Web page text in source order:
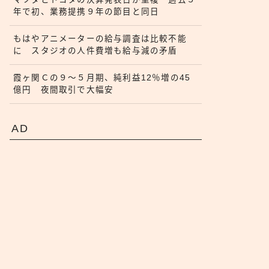
年で初、業務提携９年の節目と同日
もはやアニメーターの給与調査は比較不能
に スタジオの人件費増も給与減の矛盾
霞ヶ関Ｃの９〜５月期、純利益12％増の45
億円 夜間取引で大幅安
AD